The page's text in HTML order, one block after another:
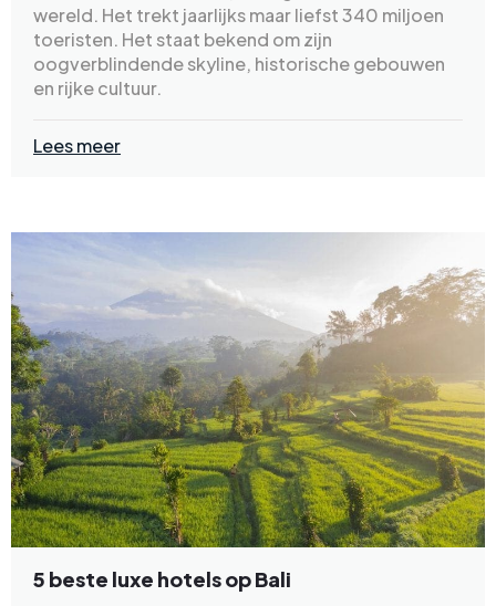
wereld. Het trekt jaarlijks maar liefst 340 miljoen
toeristen. Het staat bekend om zijn
oogverblindende skyline, historische gebouwen
en rijke cultuur.
Lees meer
5 beste luxe hotels op Bali